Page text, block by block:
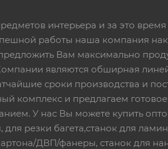
интерьера и за это
работы наша компания
Вам максимально
являются обширная
сроки производства и
комплекс и предлагаем
У нас Вы можете купить
резки багета,станок для
ДВП/фанеры, станок для